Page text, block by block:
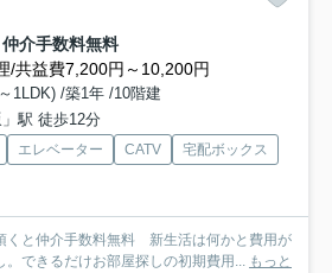
介手数料無料
/共益費7,200円～10,200円
1LDK) /築1年 /10階建
駅 徒歩12分
エレベーター CATV
宅配ボックス
くと仲介手数料無料 新生活は何かと費用が
。できるだけお部屋探しの初期費用... もっと